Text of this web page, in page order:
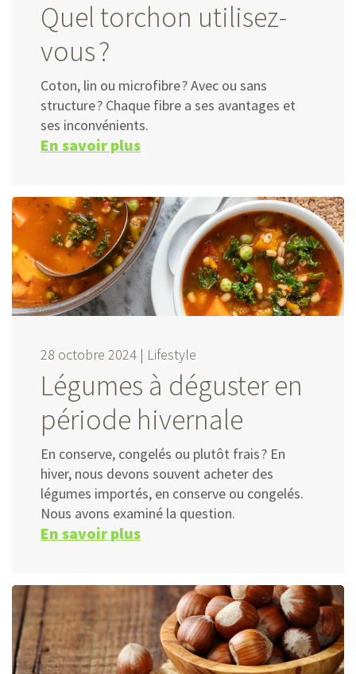
Quel torchon utilisez-
vous ?
Coton, lin ou microfibre ? Avec ou sans
structure ? Chaque fibre a ses avantages et
ses inconvénients.
En savoir plus
28 octobre 2024 | Lifestyle
Légumes à déguster en
période hivernale
En conserve, congelés ou plutôt frais ? En
hiver, nous devons souvent acheter des
légumes importés, en conserve ou congelés.
Nous avons examiné la question.
En savoir plus